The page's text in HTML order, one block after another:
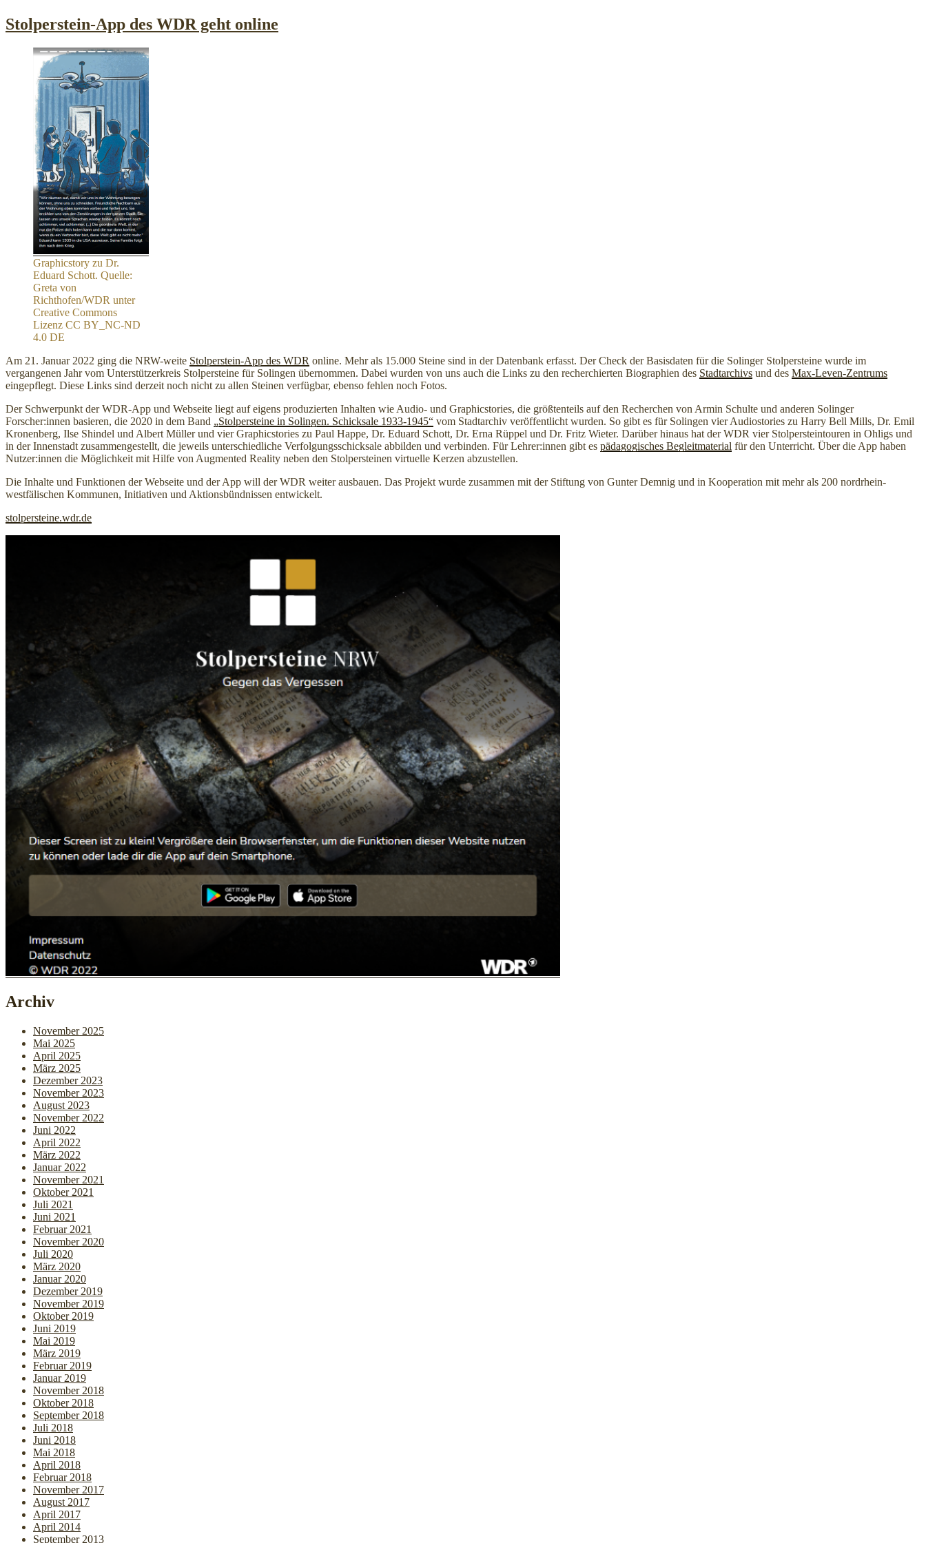
Stolperstein-App des WDR geht online
Graphicstory zu Dr.
Eduard Schott. Quelle:
Greta von
Richthofen/WDR unter
Creative Commons
Lizenz CC BY_NC-ND
4.0 DE
Am 21. Januar 2022 ging die NRW-weite Stolperstein-App des WDR online. Mehr als 15.000 Steine sind in der Datenbank erfasst. Der Check der Basisdaten für die Solinger Stolpersteine wurde im
vergangenen Jahr vom Unterstützerkreis Stolpersteine für Solingen übernommen. Dabei wurden von uns auch die Links zu den recherchierten Biographien des Stadtarchivs und des Max-Leven-Zentrums
eingepflegt. Diese Links sind derzeit noch nicht zu allen Steinen verfügbar, ebenso fehlen noch Fotos.
Der Schwerpunkt der WDR-App und Webseite liegt auf eigens produzierten Inhalten wie Audio- und Graphicstories, die größtenteils auf den Recherchen von Armin Schulte und anderen Solinger
Forscher:innen basieren, die 2020 in dem Band „Stolpersteine in Solingen. Schicksale 1933-1945“ vom Stadtarchiv veröffentlicht wurden. So gibt es für Solingen vier Audiostories zu Harry Bell Mills, Dr. Emil
Kronenberg, Ilse Shindel und Albert Müller und vier Graphicstories zu Paul Happe, Dr. Eduard Schott, Dr. Erna Rüppel und Dr. Fritz Wieter. Darüber hinaus hat der WDR vier Stolpersteintouren in Ohligs und
in der Innenstadt zusammengestellt, die jeweils unterschiedliche Verfolgungsschicksale abbilden und verbinden. Für Lehrer:innen gibt es pädagogisches Begleitmaterial für den Unterricht. Über die App haben
Nutzer:innen die Möglichkeit mit Hilfe von Augmented Reality neben den Stolpersteinen virtuelle Kerzen abzustellen.
Die Inhalte und Funktionen der Webseite und der App will der WDR weiter ausbauen. Das Projekt wurde zusammen mit der Stiftung von Gunter Demnig und in Kooperation mit mehr als 200 nordrhein-
westfälischen Kommunen, Initiativen und Aktionsbündnissen entwickelt.
stolpersteine.wdr.de
Archiv
November 2025
Mai 2025
April 2025
März 2025
Dezember 2023
November 2023
August 2023
November 2022
Juni 2022
April 2022
März 2022
Januar 2022
November 2021
Oktober 2021
Juli 2021
Juni 2021
Februar 2021
November 2020
Juli 2020
März 2020
Januar 2020
Dezember 2019
November 2019
Oktober 2019
Juni 2019
Mai 2019
März 2019
Februar 2019
Januar 2019
November 2018
Oktober 2018
September 2018
Juli 2018
Juni 2018
Mai 2018
April 2018
Februar 2018
November 2017
August 2017
April 2017
April 2014
September 2013